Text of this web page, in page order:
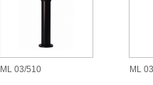
ML 03/510 ML